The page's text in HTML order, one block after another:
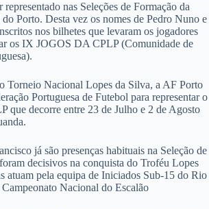
nas Seleções de Formação da
Porto. Desta vez os nomes de Pedro Nuno e
nos bilhetes que levaram os jogadores
os IX JOGOS DA CPLP (Comunidade de
Torneio Nacional Lopes da Silva, a AF Porto
Portuguesa de Futebol para representar o
que decorre entre 23 de Julho e 2 de Agosto
já são presenças habituais na Seleção de
decisivos na conquista do Troféu Lopes
atuam pela equipa de Iniciados Sub-15 do Rio
Nacional do Escalão